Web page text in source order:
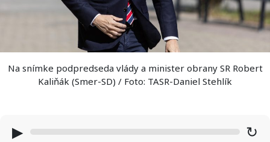
Na snímke podpredseda vlády a minister obrany SR Robert
Kaliňák (Smer-SD) / Foto: TASR-Daniel Stehlík
▶ ↻